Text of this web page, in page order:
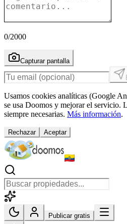
0/2000
Capturar pantalla
Usamos cookies analíticas (Google
se usa Doomos y mejorar el servicio.
siempre necesarias. Más información.
Rechazar Aceptar
Publicar gratis